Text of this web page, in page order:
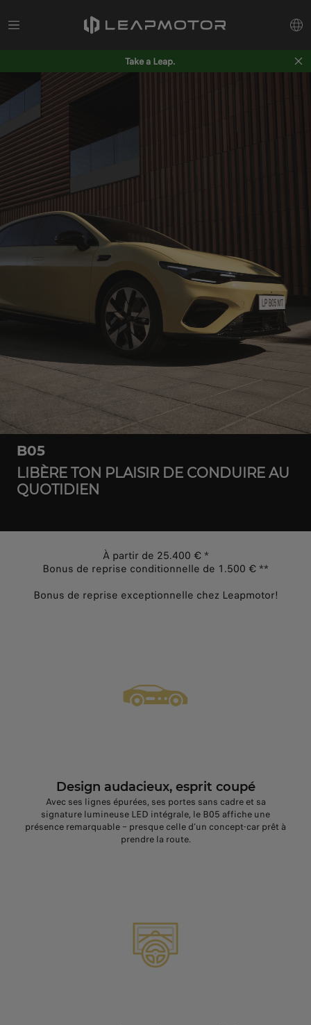
Take a Leap.
B05
LIBÈRE TON PLAISIR DE CONDUIRE AU
QUOTIDIEN
À partir de 25.400 € *
Bonus de reprise conditionnelle de 1.500 € **
Bonus de reprise exceptionnelle chez Leapmotor!
Design audacieux, esprit coupé
Avec ses lignes épurées, ses portes sans cadre et sa
signature lumineuse LED intégrale, le B05 affiche une
présence remarquable – presque celle d’un concept‑car prêt à
prendre la route.